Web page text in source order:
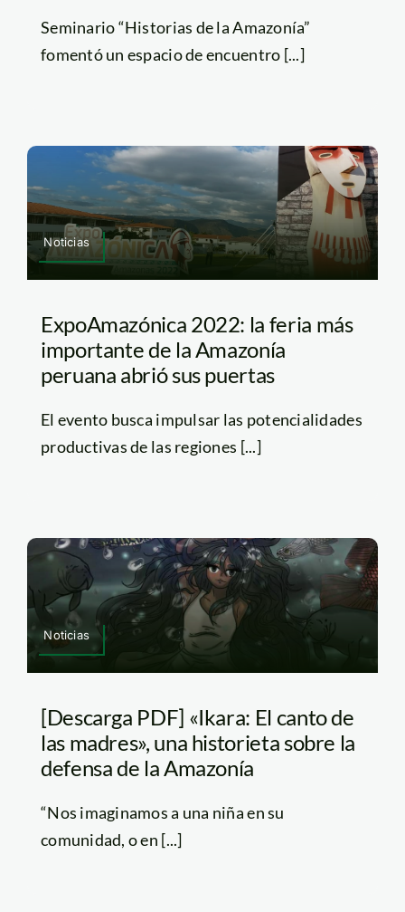
Seminario “Historias de la Amazonía”
fomentó un espacio de encuentro [...]
Noticias
ExpoAmazónica 2022: la feria más
importante de la Amazonía
peruana abrió sus puertas
El evento busca impulsar las potencialidades
productivas de las regiones [...]
Noticias
[Descarga PDF] «Ikara: El canto de
las madres», una historieta sobre la
defensa de la Amazonía
“Nos imaginamos a una niña en su
comunidad, o en [...]